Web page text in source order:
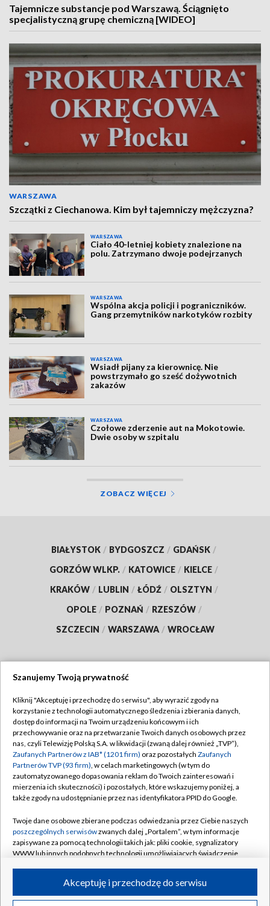
Tajemnicze substancje pod Warszawą. Ściągnięto
specjalistyczną grupę chemiczną [WIDEO]
WARSZAWA
Szczątki z Ciechanowa. Kim był tajemniczy mężczyzna?
WARSZAWA
Ciało 40-letniej kobiety znalezione na
polu. Zatrzymano dwoje podejrzanych
WARSZAWA
Wspólna akcja policji i pograniczników.
Gang przemytników narkotyków rozbity
WARSZAWA
Wsiadł pijany za kierownicę. Nie
powstrzymało go sześć dożywotnich
zakazów
WARSZAWA
Czołowe zderzenie aut na Mokotowie.
Dwie osoby w szpitalu
ZOBACZ WIĘCEJ
BIAŁYSTOK / BYDGOSZCZ / GDAŃSK /
GORZÓW WLKP. / KATOWICE / KIELCE /
KRAKÓW / LUBLIN / ŁÓDŹ / OLSZTYN /
OPOLE / POZNAŃ / RZESZÓW /
SZCZECIN / WARSZAWA / WROCŁAW
TVP
Abonament TVP
Emisja w TVP
Centrum informacji TVP
Naziemna Telewizja Cyfrowa
Rada Programowa
System NOS
Informacje o nadawcy
Program dla prasy
Regulamin TVP
Polityka prywatności
Moje zgody
Pomoc
Kontakt
Kanały
©2026 Telewizja Polska S.A. w likwidacji
Szanujemy Twoją prywatność
Kliknij "Akceptuję i przechodzę do serwisu", aby wyrazić zgody na
korzystanie z technologii automatycznego śledzenia i zbierania danych,
dostęp do informacji na Twoim urządzeniu końcowym i ich
przechowywanie oraz na przetwarzanie Twoich danych osobowych przez
nas, czyli Telewizję Polską S.A. w likwidacji (zwaną dalej również „TVP”),
Zaufanych Partnerów z IAB* (1201 firm) oraz pozostałych Zaufanych
Partnerów TVP (93 firm), w celach marketingowych (w tym do
zautomatyzowanego dopasowania reklam do Twoich zainteresowań i
mierzenia ich skuteczności) i pozostałych, które wskazujemy poniżej, a
także zgody na udostępnianie przez nas identyfikatora PPID do Google.
Twoje dane osobowe zbierane podczas odwiedzania przez Ciebie naszych
poszczególnych serwisówzwanych dalej „Portalem”, w tym informacje
zapisywane za pomocą technologii takich jak: pliki cookie, sygnalizatory
WWW lub innych podobnych technologii umożliwiających świadczenie
ruchu w Internecie.Akceptuję i przechodzę do serwisu